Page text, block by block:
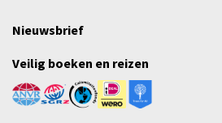
Nieuwsbrief
Veilig boeken en reizen